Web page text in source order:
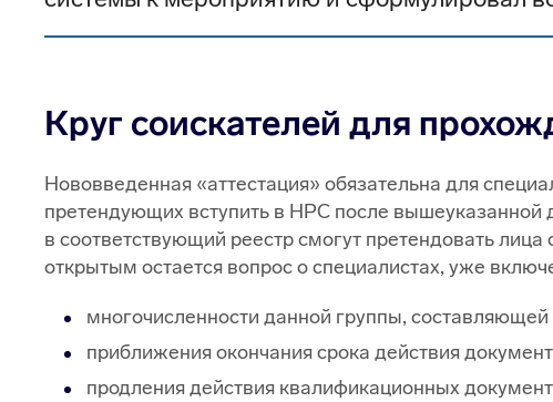
Круг соискателей для
Нововведенная «аттестация» обязательна для
претендующих вступить в НРС после вышеуказанной
в соответствующий реестр смогут претендовать
открытым остается вопрос о специалистах, уже
многочисленности данной группы,
приближения окончания срока действия
продления действия квалификационных